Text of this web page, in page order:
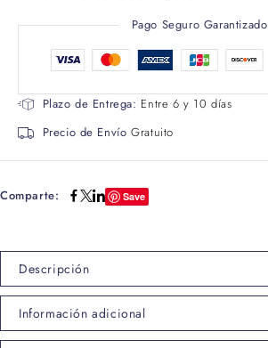
Pago Seguro Garantizado
Plazo de Entrega: Entre 6 y 10 días
Precio de Envío Gratuito
Comparte: Save
Descripción
Información adicional